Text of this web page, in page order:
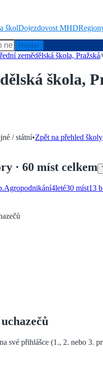
školDojezdovost MHD
Hledat
zemědělská škola, Pražská/
škola,
/ státní•Zpět na přehled školy
· 60 míst celkem
Agropodnikání4leté30 míst13
své přihlášce (1., 2. nebo 3.